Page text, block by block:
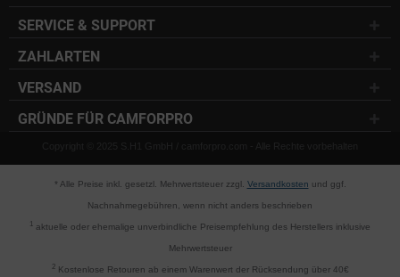
SERVICE & SUPPORT
ZAHLARTEN
VERSAND
GRÜNDE FÜR CAMFORPRO
Copyright © 2025 S.H1 GmbH / camforpro.com - Alle Rechte vorbehalten
* Alle Preise inkl. gesetzl. Mehrwertsteuer zzgl. Versandkosten und ggf.
Nachnahmegebühren, wenn nicht anders beschrieben
aktuelle oder ehemalige unverbindliche Preisempfehlung des Herstellers inklusive
Mehrwertsteuer
2Kostenlose Retouren ab einem Warenwert der Rücksendung über 40€